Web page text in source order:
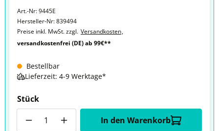
Art.-Nr:9445E
Hersteller-Nr:839494
Preise inkl. MwSt. zzgl. Versandkosten,
versandkostenfrei (DE) ab 99€**
Bestellbar
Lieferzeit: 4-9 Werktage*
Stück
In den Warenkorb